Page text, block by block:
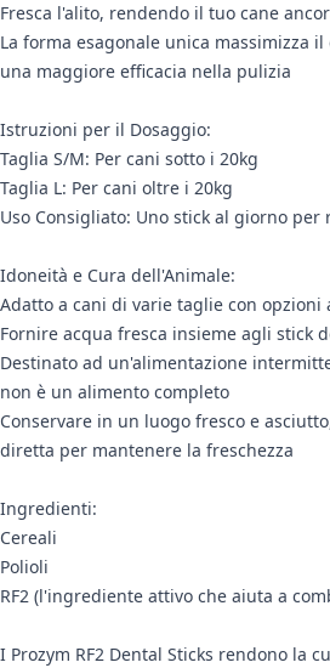
Fresca l'alito, rendendo il tuo cane
La forma esagonale unica massimizza
una maggiore efficacia nella pulizia
Istruzioni per il Dosaggio:
Taglia S/M: Per cani sotto i 20kg
Taglia L: Per cani oltre i 20kg
Uso Consigliato: Uno stick al giorno
Idoneità e Cura dell'Animale:
Adatto a cani di varie taglie con opzioni
Fornire acqua fresca insieme agli stick
Destinato ad un'alimentazione
non è un alimento completo
Conservare in un luogo fresco e
diretta per mantenere la freschezza
Ingredienti:
Cereali
Polioli
RF2 (l'ingrediente attivo che aiuta a
I Prozym RF2 Dental Sticks rendono la